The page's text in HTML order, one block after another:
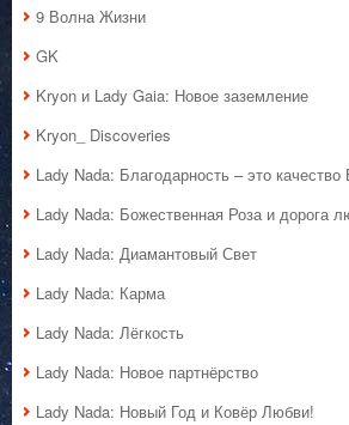
9 Волна Жизни
GK
Kryon и Lady Gaia: Новое заземление
Kryon_ Discoveries
Lady Nada: Благодарность – это качество
Lady Nada: Божественная Роза и дорога
Lady Nada: Диамантовый Свет
Lady Nada: Карма
Lady Nada: Лёгкость
Lady Nada: Новое партнёрство
Lady Nada: Новый Год и Ковёр Любви!